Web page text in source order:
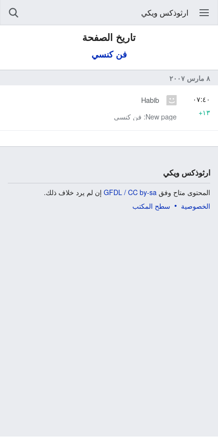
ارثوذكس ويكي
تاريخ الصفحة
فن كنسي
٨ مارس ٢٠٠٧
Habib
New page: فن كنسي
٠٧:٤٠
+١٣
ارثوذكس ويكي
المحتوى متاح وفق GFDL / CC by-sa إن لم يرد خلاف ذلك.
الخصوصية
سطح المكتب